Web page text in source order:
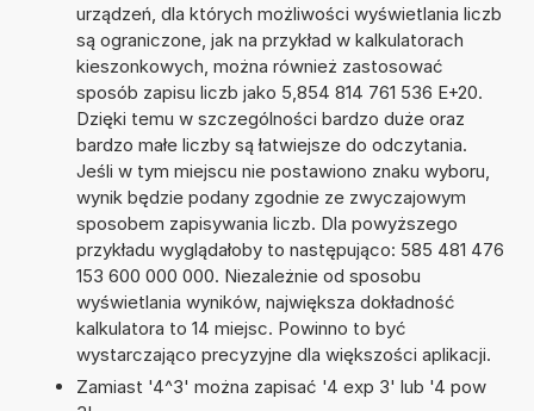
urządzeń, dla których możliwości wyświetlania liczb
są ograniczone, jak na przykład w kalkulatorach
kieszonkowych, można również zastosować
sposób zapisu liczb jako 5,854 814 761 536 E+20.
Dzięki temu w szczególności bardzo duże oraz
bardzo małe liczby są łatwiejsze do odczytania.
Jeśli w tym miejscu nie postawiono znaku wyboru,
wynik będzie podany zgodnie ze zwyczajowym
sposobem zapisywania liczb. Dla powyższego
przykładu wyglądałoby to następująco: 585 481 476
153 600 000 000. Niezależnie od sposobu
wyświetlania wyników, największa dokładność
kalkulatora to 14 miejsc. Powinno to być
wystarczająco precyzyjne dla większości aplikacji.
Zamiast '4^3' można zapisać '4 exp 3' lub '4 pow